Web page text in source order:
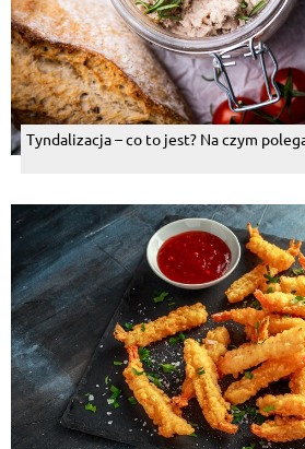
Tyndalizacja – co to jest? Na czym